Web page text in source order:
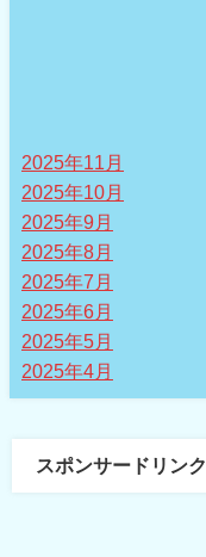
2025年11月
2025年10月
2025年9月
2025年8月
2025年7月
2025年6月
2025年5月
2025年4月
スポンサードリンク